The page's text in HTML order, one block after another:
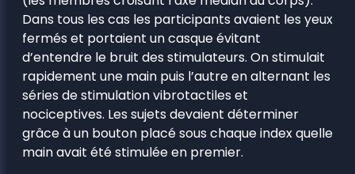
Dans tous les cas les participants avaient les yeux
fermés et portaient un casque évitant
d’entendre le bruit des stimulateurs. On stimulait
rapidement une main puis l’autre en alternant les
séries de stimulation vibrotactiles et
nociceptives. Les sujets devaient déterminer
grâce à un bouton placé sous chaque index quelle
main avait été stimulée en premier.